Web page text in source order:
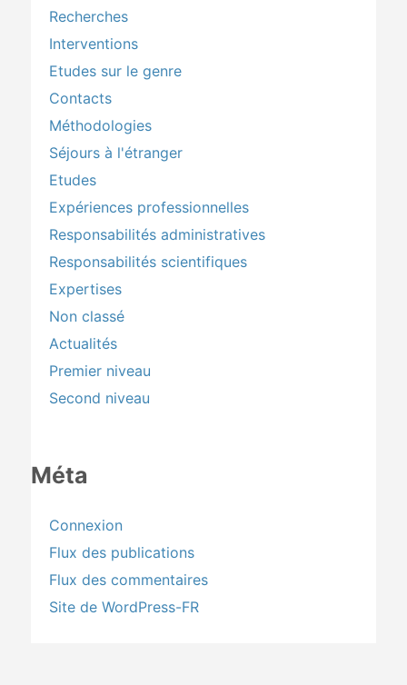
Recherches
Interventions
Etudes sur le genre
Contacts
Méthodologies
Séjours à l'étranger
Etudes
Expériences professionnelles
Responsabilités administratives
Responsabilités scientifiques
Expertises
Non classé
Actualités
Premier niveau
Second niveau
Méta
Connexion
Flux des publications
Flux des commentaires
Site de WordPress-FR